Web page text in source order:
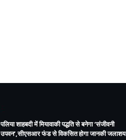
पलिया शाहबदी में मियावाकी पद्धति से बनेगा ‘संजीवनी
उपवन’,सीएसआर फंड से विकसित होगा जानकी जलाशय